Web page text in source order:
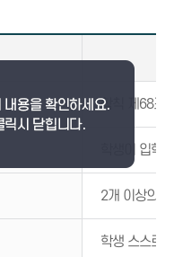
학칙 제68조(
학생이 입학
2개 이상의
학생 스스로